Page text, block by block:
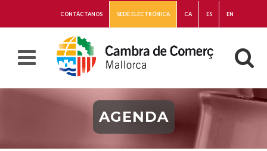
CONTÁCTANOS SEDE ELECTRÓNICA CA ES EN
AGENDA